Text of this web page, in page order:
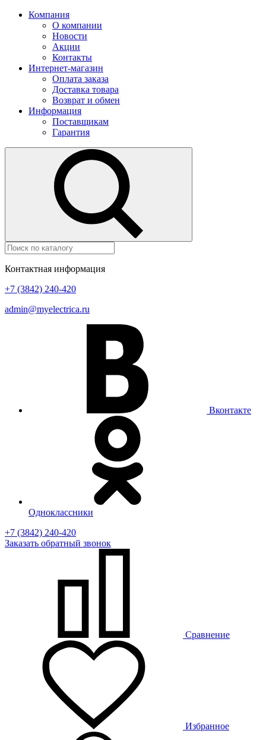
Компания
О компании
Новости
Акции
Контакты
Интернет-магазин
Оплата заказа
Доставка товара
Возврат и обмен
Информация
Поставщикам
Гарантия
Контактная информация
+7 (3842) 240-420
admin@myelectrica.ru
Вконтакте
Одноклассники
+7 (3842) 240-420
Заказать обратный звонок
Сравнение
Избранное